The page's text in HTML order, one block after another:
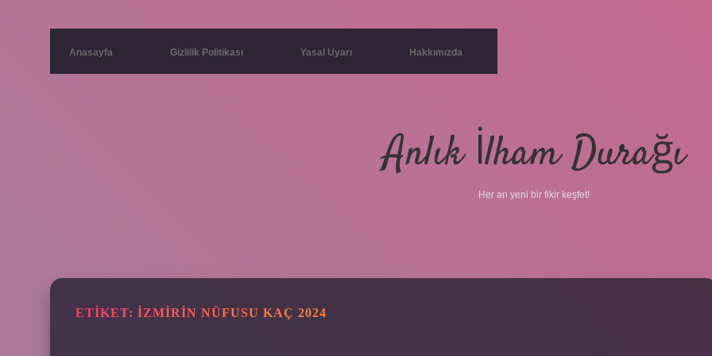
Anasayfa Gizlilik Politikası Yasal Uyarı Hakkımızda
Anlık İlham Durağı
Her an yeni bir fikir keşfet!
ETIKET: İZMIRIN NÜFUSU KAÇ 2024